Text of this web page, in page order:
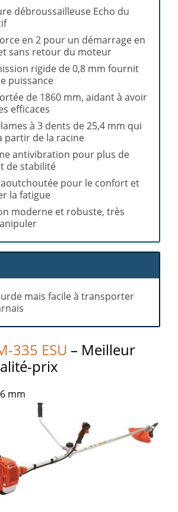
débroussailleuse Echo du
en 2 pour un démarrage en
sans retour du moteur
rigide de 0,8 mm fournit
puissance
de 1860 mm, aidant à avoir
efficaces
à 3 dents de 25,4 mm qui
partir de la racine
antivibration pour plus de
de stabilité
pour le confort et
la fatigue
moderne et robuste, très
mais facile à transporter
335 ESU – Meilleur
prix
mm